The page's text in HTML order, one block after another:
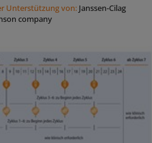
Unterstützung von: Janssen-Cilag
company